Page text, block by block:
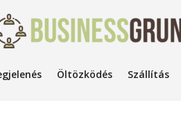
Öltözködés Szállítás